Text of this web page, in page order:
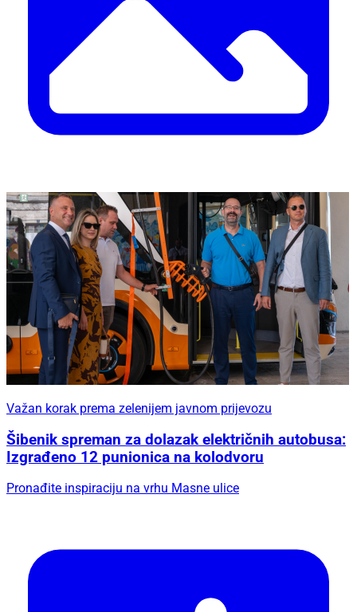
Važan korak prema zelenijem javnom prijevozu
Šibenik spreman za dolazak električnih autobusa:
Izgrađeno 12 punionica na kolodvoru
Pronađite inspiraciju na vrhu Masne ulice